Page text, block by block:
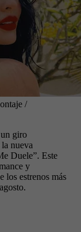
/
giro
nueva
Duele”. Este
y
los estrenos más